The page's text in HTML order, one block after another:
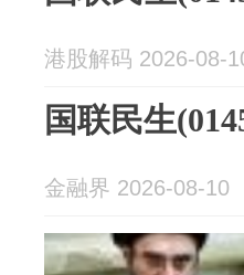
港股解码 2026-08-
国联民生
金融界 2026-08-10